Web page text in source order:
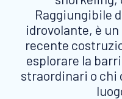
Raggiungibile
idrovolante, è
recente
esplorare la
straordinari o chi